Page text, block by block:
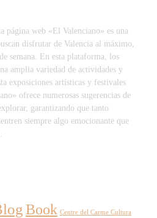
página web «El Valenciano» es una
disfrutar de Valencia al máximo,
semana. En esta plataforma, los
amplia variedad de actividades y
exposiciones artísticas y festivales
ofrece numerosas sugerencias de
garantizando que tanto
siempre algo emocionante que
Book Centre del Carme Cultura